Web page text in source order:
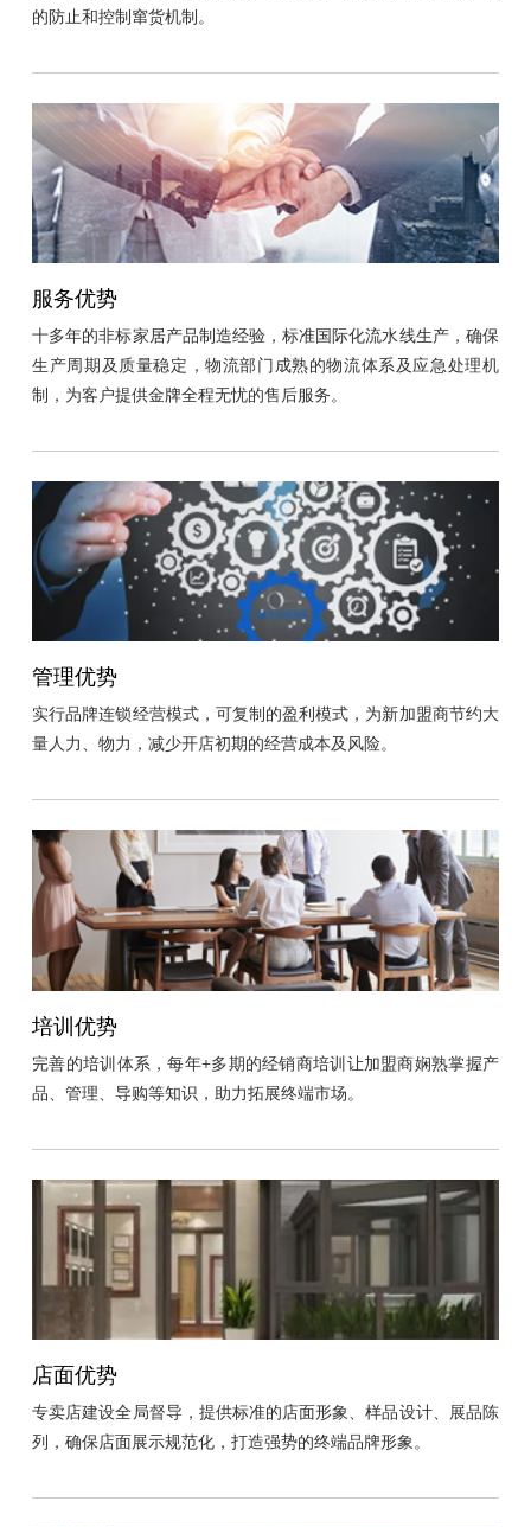
的防止和控制窜货机制。
服务优势
十多年的非标家居产品制造经验，标准国际化流水线生产，确保
生产周期及质量稳定，物流部门成熟的物流体系及应急处理机
制，为客户提供金牌全程无忧的售后服务。
管理优势
实行品牌连锁经营模式，可复制的盈利模式，为新加盟商节约大
量人力、物力，减少开店初期的经营成本及风险。
培训优势
完善的培训体系，每年+多期的经销商培训让加盟商娴熟掌握产
品、管理、导购等知识，助力拓展终端市场。
店面优势
专卖店建设全局督导，提供标准的店面形象、样品设计、展品陈
列，确保店面展示规范化，打造强势的终端品牌形象。